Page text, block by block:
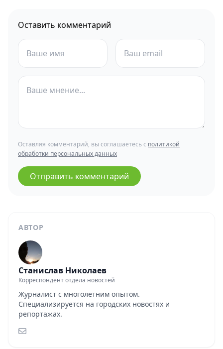
АВТОР
Станислав Николаев
Корреспондент отдела новостей
Журналист с многолетним опытом.
Специализируется на городских новостях и
репортажах.
Оставить комментарий
Оставляя комментарий, вы соглашаетесь с политикой
обработки персональных данных
Отправить комментарий